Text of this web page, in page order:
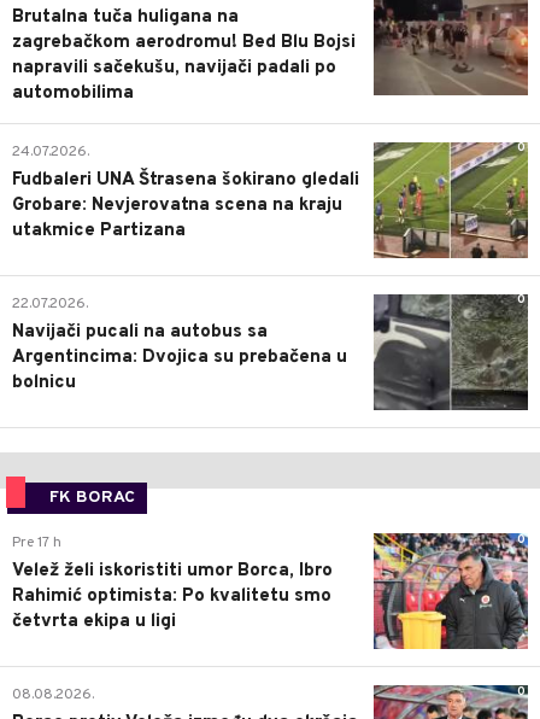
Brutalna tuča huligana na
zagrebačkom aerodromu! Bed Blu Bojsi
napravili sačekušu, navijači padali po
automobilima
0
24.07.2026.
Fudbaleri UNA Štrasena šokirano gledali
Grobare: Nevjerovatna scena na kraju
utakmice Partizana
0
22.07.2026.
Navijači pucali na autobus sa
Argentincima: Dvojica su prebačena u
bolnicu
FK BORAC
0
Pre 17 h
Velež želi iskoristiti umor Borca, Ibro
Rahimić optimista: Po kvalitetu smo
četvrta ekipa u ligi
0
08.08.2026.